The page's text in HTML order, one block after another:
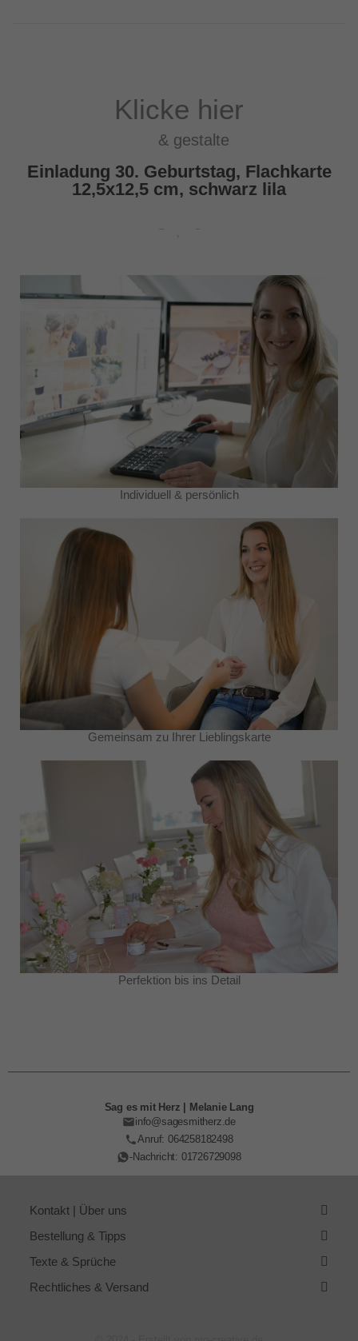
Klicke hier
& gestalte
Einladung 30. Geburtstag, Flachkarte
12,5x12,5 cm, schwarz lila
Individuell & persönlich
Gemeinsam zu Ihrer Lieblingskarte
Perfektion bis ins Detail
Sag es mit Herz | Melanie Lang
info@sagesmitherz.de
Anruf: 064258182498
-Nachricht: 01726729098
Kontakt | Über uns
Bestellung & Tipps
Texte & Sprüche
Rechtliches & Versand